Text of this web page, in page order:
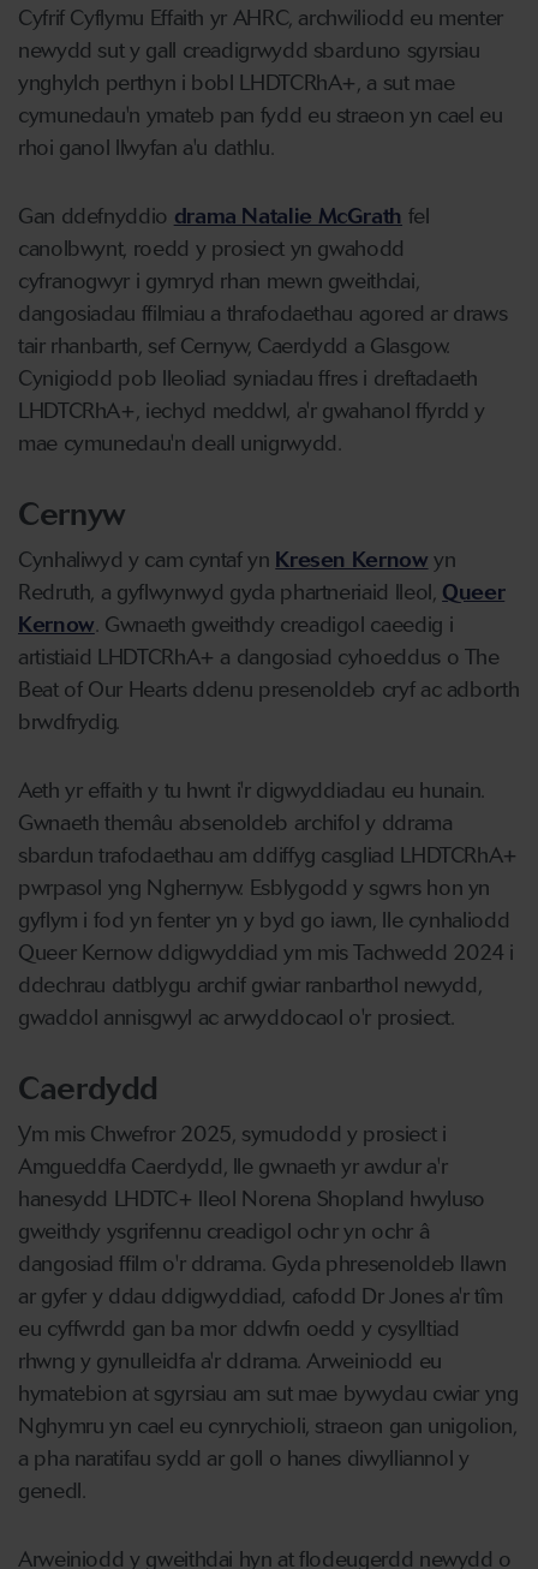
Cyfrif Cyflymu Effaith yr AHRC, archwiliodd eu menter
newydd sut y gall creadigrwydd sbarduno sgyrsiau
ynghylch perthyn i bobl LHDTCRhA+, a sut mae
cymunedau'n ymateb pan fydd eu straeon yn cael eu
rhoi ganol llwyfan a'u dathlu.
Gan ddefnyddio drama Natalie McGrath fel
canolbwynt, roedd y prosiect yn gwahodd
cyfranogwyr i gymryd rhan mewn gweithdai,
dangosiadau ffilmiau a thrafodaethau agored ar draws
tair rhanbarth, sef Cernyw, Caerdydd a Glasgow.
Cynigiodd pob lleoliad syniadau ffres i dreftadaeth
LHDTCRhA+, iechyd meddwl, a'r gwahanol ffyrdd y
mae cymunedau'n deall unigrwydd.
Cernyw
Cynhaliwyd y cam cyntaf yn Kresen Kernow yn
Redruth, a gyflwynwyd gyda phartneriaid lleol, Queer
Kernow. Gwnaeth gweithdy creadigol caeedig i
artistiaid LHDTCRhA+ a dangosiad cyhoeddus o The
Beat of Our Hearts ddenu presenoldeb cryf ac adborth
brwdfrydig.
Aeth yr effaith y tu hwnt i'r digwyddiadau eu hunain.
Gwnaeth themâu absenoldeb archifol y ddrama
sbardun trafodaethau am ddiffyg casgliad LHDTCRhA+
pwrpasol yng Nghernyw. Esblygodd y sgwrs hon yn
gyflym i fod yn fenter yn y byd go iawn, lle cynhaliodd
Queer Kernow ddigwyddiad ym mis Tachwedd 2024 i
ddechrau datblygu archif gwiar ranbarthol newydd,
gwaddol annisgwyl ac arwyddocaol o'r prosiect.
Caerdydd
Ym mis Chwefror 2025, symudodd y prosiect i
Amgueddfa Caerdydd, lle gwnaeth yr awdur a'r
hanesydd LHDTC+ lleol Norena Shopland hwyluso
gweithdy ysgrifennu creadigol ochr yn ochr â
dangosiad ffilm o'r ddrama. Gyda phresenoldeb llawn
ar gyfer y ddau ddigwyddiad, cafodd Dr Jones a'r tîm
eu cyffwrdd gan ba mor ddwfn oedd y cysylltiad
rhwng y gynulleidfa a'r ddrama. Arweiniodd eu
hymatebion at sgyrsiau am sut mae bywydau cwiar yng
Nghymru yn cael eu cynrychioli, straeon gan unigolion,
a pha naratifau sydd ar goll o hanes diwylliannol y
genedl.
Arweiniodd y gweithdai hyn at flodeugerdd newydd o